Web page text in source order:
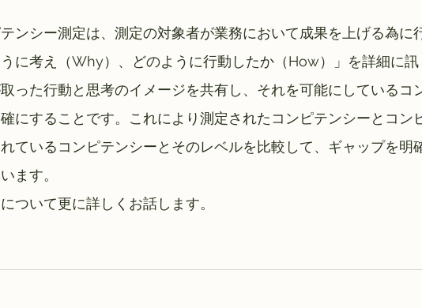
ンシー測定は、測定の対象者が業務において成果を上げる為に
に考え（Why）、どのように行動したか（How）」を詳細に訊
った行動と思考のイメージを共有し、それを可能にしているコ
にすることです。これにより測定されたコンピテンシーとコン
ているコンピテンシーとそのレベルを比較して、ギャップを明
ます。
ついて更に詳しくお話します。